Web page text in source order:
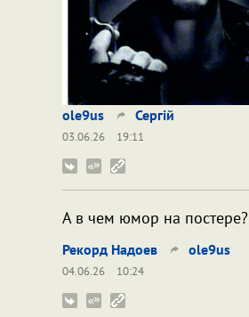
ole9us Сергій
03.06.26
19:11
А в чем юмор на постере?
Рекорд Надоев ole9us
04.06.26
10:24